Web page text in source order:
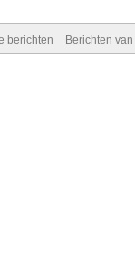
berichten Berichten